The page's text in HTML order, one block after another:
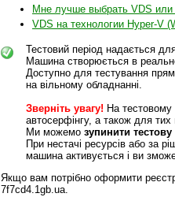
Мне лучше выбрать VDS или
VDS на технологии Hyper-V
Тестовий період надається
Машина створюється в
Доступно для тестування
на вільному обладнанні.
Зверніть увагу! На тестовому
автосерфінгу, а також для тих
Ми можемо зупинити
При нестачі ресурсів або за
машина активується і ви
Якщо вам потрібно оформити
7f7cd4.1gb.ua.